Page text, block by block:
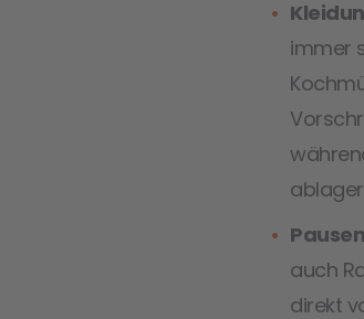
immer
Pausen
auch
direkt